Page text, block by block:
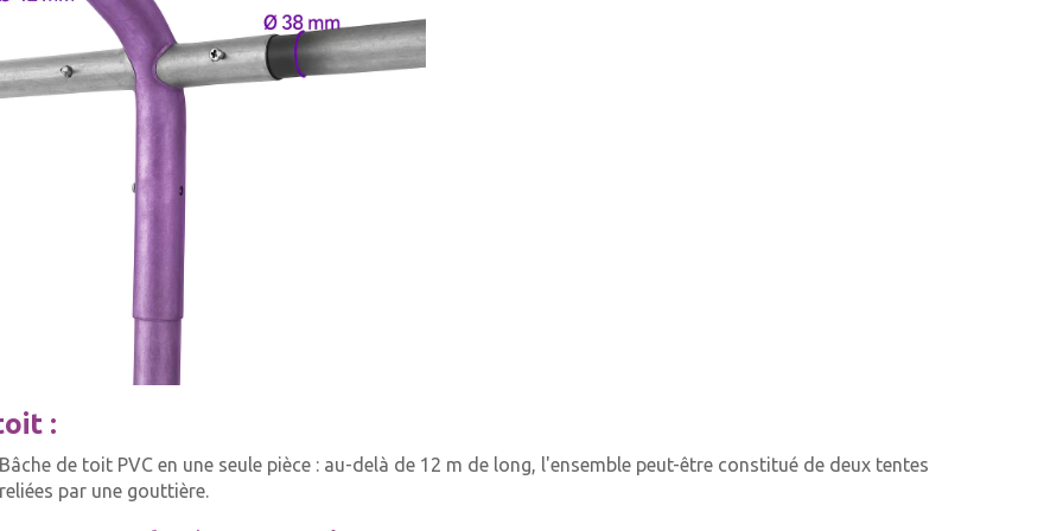
:
Bâche de toit PVC en une seule pièce : au-delà de 12 m de long, l'ensemble peut-être constitué de deux tentes
reliées par une gouttière.